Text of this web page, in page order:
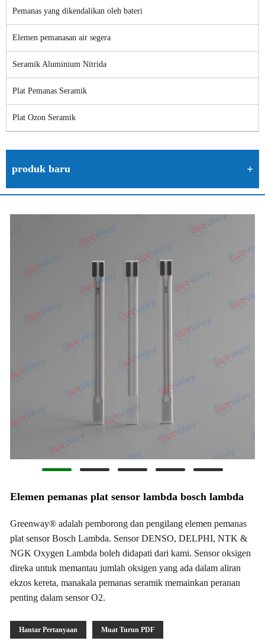
Pemanas yang dikendalikan oleh bateri
Elemen pemanasan air segera
Seramik Aluminium Nitrida
Plat Pemanas Seramik
Plat Ozon Seramik
produk baru
Elemen pemanas plat sensor lambda bosch lambda
Greenway® adalah pemborong dan pengilang elemen pemanas
plat sensor Bosch Lambda. Sensor DENSO, DELPHI, NTK &
NGK Oxygen Lambda boleh didapati dari kami. Sensor oksigen
direka untuk memantau jumlah oksigen yang ada dalam aliran
ekzos kereta, manakala pemanas seramik memainkan peranan
penting dalam sensor O2.
Hantar Pertanyaan Muat Turun PDF